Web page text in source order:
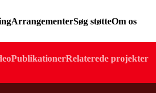
ArrangementerSøg støtteOm os
PublikationerRelaterede projekter